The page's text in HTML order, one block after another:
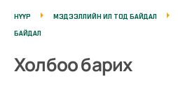
НҮҮР МЭДЭЭЛЛИЙН ИЛ ТОД БАЙДАЛ
БАЙДАЛ
Холбоо барих